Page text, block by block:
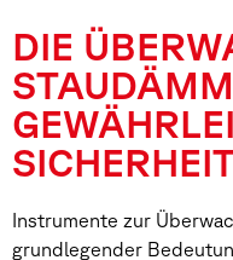
DIE
Instrumente zur
grundlegender